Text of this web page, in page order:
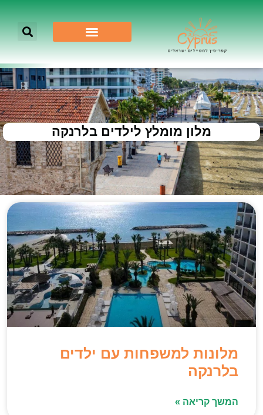
מלון מומלץ לילדים בלרנקה
מלונות למשפחות עם ילדים
בלרנקה
המשך קריאה »